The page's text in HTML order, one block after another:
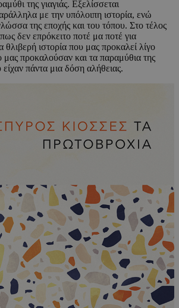
της γιαγιάς. Εξελίσσεται
με την υπόλοιπη ιστορία, ενώ
της εποχής και του τόπου. Στο τέλος
δεν επρόκειτο ποτέ μα ποτέ για
θλιβερή ιστορία που μας προκαλεί λίγο
προκαλούσαν και τα παραμύθια της
είχαν πάντα μια δόση αλήθειας.